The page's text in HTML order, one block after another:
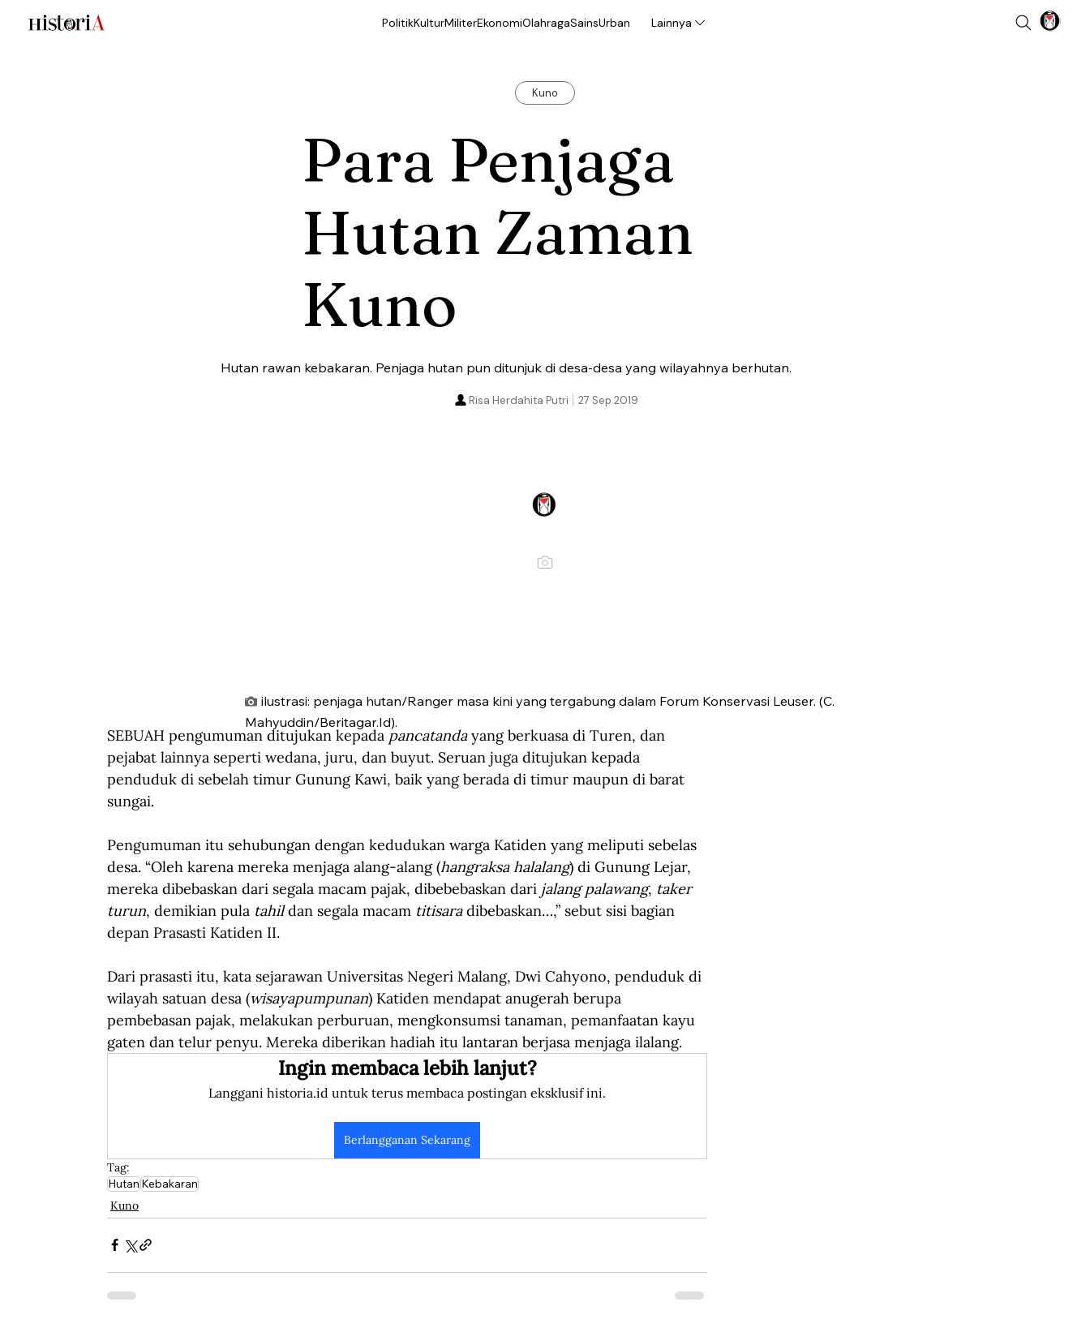
PolitikKulturMiliterEkonomiOlahragaSainsUrban Lainnya
Kuno
Para Penjaga
Hutan Zaman
Kuno
Hutan rawan kebakaran. Penjaga hutan pun ditunjuk di desa-desa yang wilayahnya berhutan.
27 Sep 2019
Risa Herdahita Putri
ilustrasi: penjaga hutan/Ranger masa kini yang tergabung dalam Forum Konservasi Leuser. (C.
Mahyuddin/Beritagar.Id).
SEBUAH pengumuman ditujukan kepada pancatanda yang berkuasa di Turen, dan
pejabat lainnya seperti wedana, juru, dan buyut. Seruan juga ditujukan kepada
penduduk di sebelah timur Gunung Kawi, baik yang berada di timur maupun di barat
sungai.
Pengumuman itu sehubungan dengan kedudukan warga Katiden yang meliputi sebelas
desa. “Oleh karena mereka menjaga alang-alang (hangraksa halalang) di Gunung Lejar,
mereka dibebaskan dari segala macam pajak, dibebebaskan dari jalang palawang, taker
turun, demikian pula tahil dan segala macam titisara dibebaskan…,” sebut sisi bagian
depan Prasasti Katiden II.
Dari prasasti itu, kata sejarawan Universitas Negeri Malang, Dwi Cahyono, penduduk di
wilayah satuan desa (wisayapumpunan) Katiden mendapat anugerah berupa
pembebasan pajak, melakukan perburuan, mengkonsumsi tanaman, pemanfaatan kayu
gaten dan telur penyu. Mereka diberikan hadiah itu lantaran berjasa menjaga ilalang.
Ingin membaca lebih lanjut?
Langgani historia.id untuk terus membaca postingan eksklusif ini.
Berlangganan Sekarang
Tag:
HutanKebakaran
Kuno